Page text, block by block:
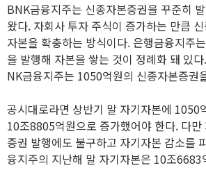
BNK금융지주는 신종자본증권을 꾸준히
왔다. 자회사 투자 주식이 증가하는 만큼
자본을 확충하는 방식이다. 은행금융지주
을 발행해 자본을 쌓는 것이 정례화 돼 있
NK금융지주는 1050억원의 신종자본증권
공시대로라면 상반기 말 자기자본에 1050
10조8805억원으로 증가했어야 한다. 다만
증권 발행에도 불구하고 자기자본 감소를
융지주의 지난해 말 자기자본은 10조6683